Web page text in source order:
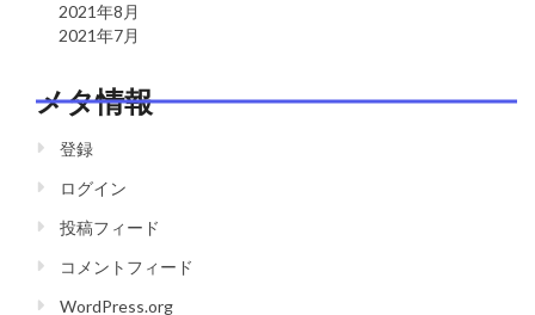
2021年8月
2021年7月
メタ情報
登録
ログイン
投稿フィード
コメントフィード
WordPress.org